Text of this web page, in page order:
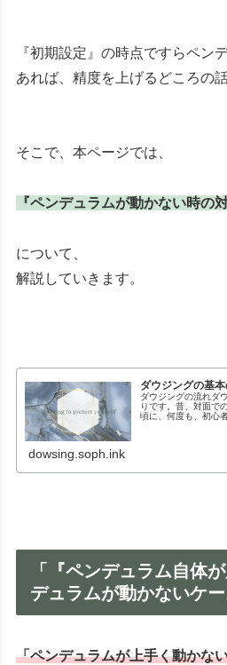
『初期設定』の時点ですらペン
あれば、精度を上げるどころの
そこで、本ページでは、
『ペンデュラムが動かない時の対
について、
解説していきます。
ダウジングの基
ダウジングの流れダ
りです。昔、対面で
頃に、何度も、初心
dowsing.soph.ink
「『ペンデュラム自体
デュラムが動かないケー
「ペンデュラムが上手く動かな